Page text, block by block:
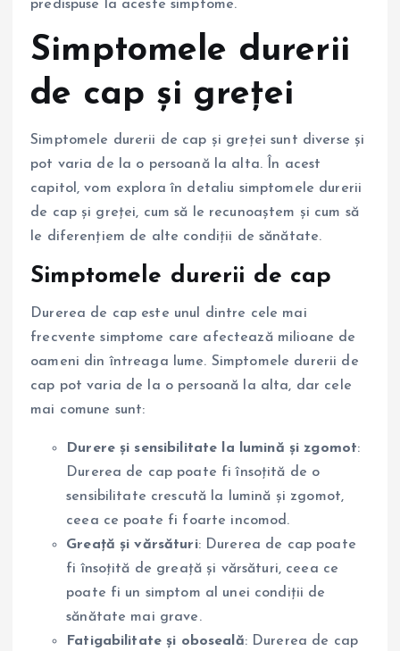
predispuse la aceste simptome.
Simptomele durerii
de cap și greței
Simptomele durerii de cap și greței sunt diverse și
pot varia de la o persoană la alta. În acest
capitol, vom explora în detaliu simptomele durerii
de cap și greței, cum să le recunoaștem și cum să
le diferențiem de alte condiții de sănătate.
Simptomele durerii de cap
Durerea de cap este unul dintre cele mai
frecvente simptome care afectează milioane de
oameni din întreaga lume. Simptomele durerii de
cap pot varia de la o persoană la alta, dar cele
mai comune sunt:
Durere și sensibilitate la lumină și zgomot:
Durerea de cap poate fi însoțită de o
sensibilitate crescută la lumină și zgomot,
ceea ce poate fi foarte incomod.
Greață și vărsături: Durerea de cap poate
fi însoțită de greață și vărsături, ceea ce
poate fi un simptom al unei condiții de
sănătate mai grave.
Fatigabilitate și oboseală: Durerea de cap